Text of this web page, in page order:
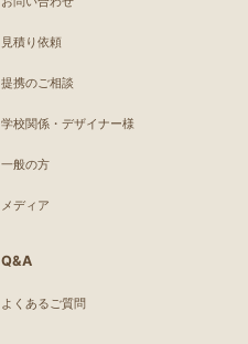
見積り依頼
提携のご相談
学校関係・デザイナー様
一般の方
メディア
Q&A
よくあるご質問